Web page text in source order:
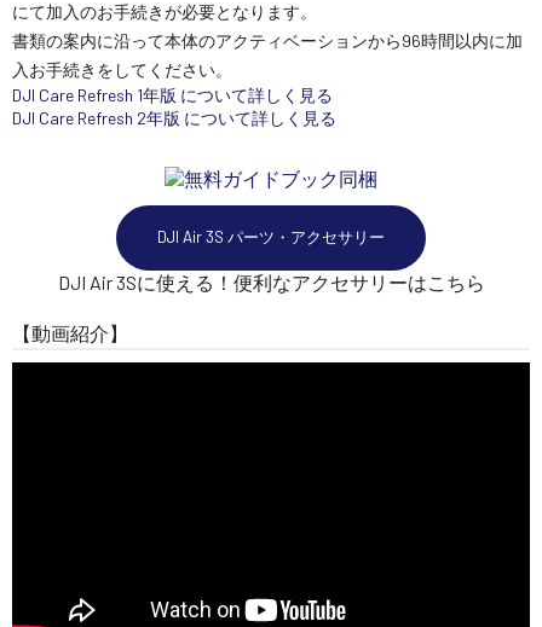
にて加入のお手続きが必要となります。
書類の案内に沿って本体のアクティベーションから96時間以内に加
入お手続きをしてください。
DJI Care Refresh 1年版 について詳しく見る
DJI Care Refresh 2年版 について詳しく見る
DJI Air 3S パーツ・アクセサリー
DJI Air 3Sに使える！便利なアクセサリーはこちら
【動画紹介】